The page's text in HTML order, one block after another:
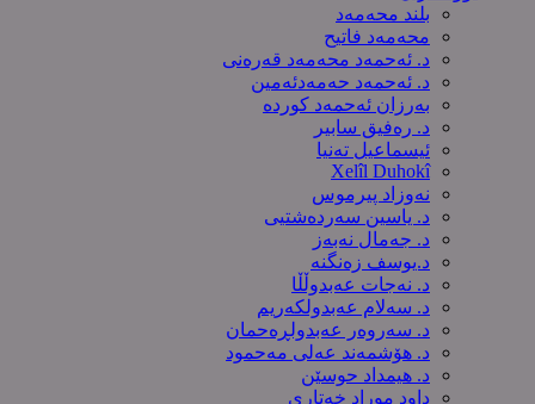
بلند محەمەد
محەمەد فاتیح
د. ئەحمەد محەمەد قەرەنی
د. ئەحمەد حەمەدئەمین
بەرزان ئەحمەد کورده
د. رەفیق سابیر
ئیسماعیل تەنیا
Xelîl Duhokî
نەوزاد پیرموس
د. یاسین سەردەشتیی
د. جەمال نەبەز
د.یوسف زه‌نگنه‌
د. نەجات عەبدوڵڵا
د. سەلام عەبدولكەریم
د. سەروەر عەبدولڕەحمان
د. هۆشمەند عەلی مەحمود
د. هیمداد حوسێن
داود موراد خەتاری